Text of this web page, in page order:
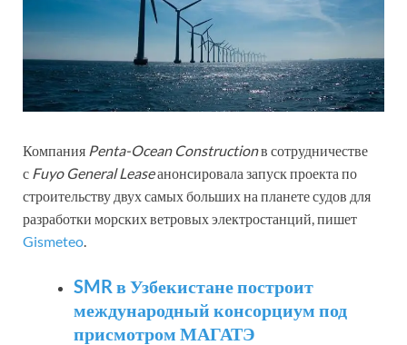
Компания Penta-Ocean Constructionв сотрудничестве
с Fuyo General Leaseанонсировала запуск проекта по
строительству двух самых больших на планете судов для
разработки морских ветровых электростанций, пишет
Gismeteo.
SMR в Узбекистане построит
международный консорциум под
присмотром МАГАТЭ